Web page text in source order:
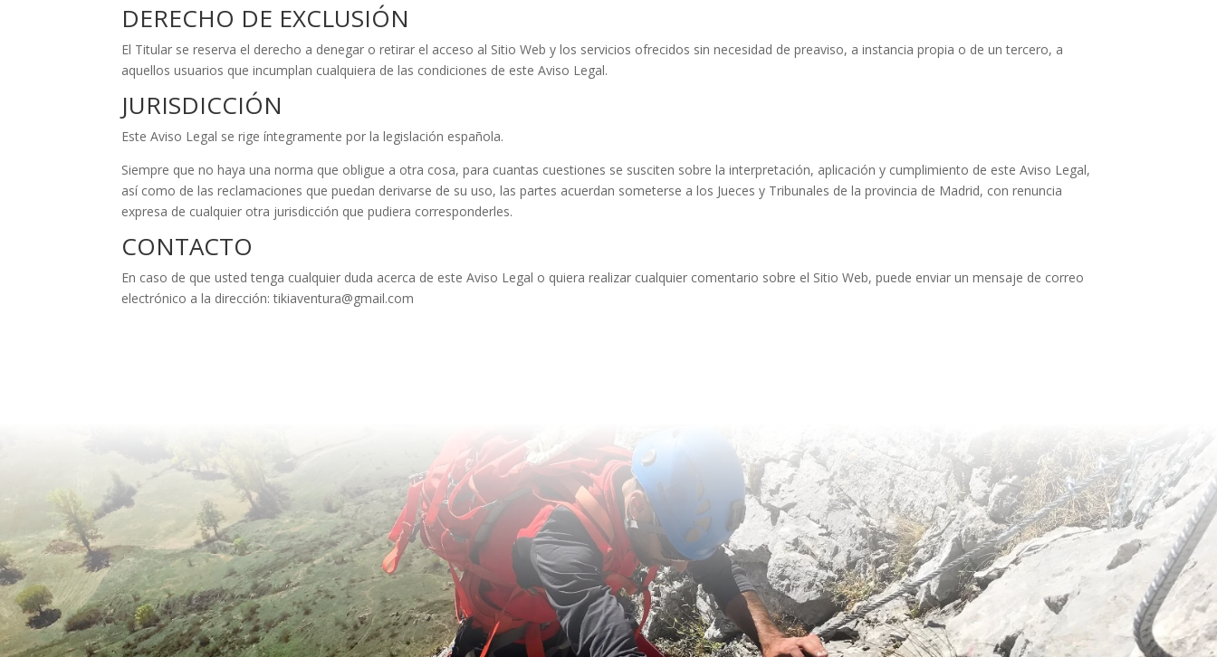
DERECHO DE EXCLUSIÓN
El Titular se reserva el derecho a denegar o retirar el acceso al Sitio Web y los servicios ofrecidos sin necesidad de preaviso, a instancia propia o de un tercero, a
aquellos usuarios que incumplan cualquiera de las condiciones de este Aviso Legal.
JURISDICCIÓN
Este Aviso Legal se rige íntegramente por la legislación española.
Siempre que no haya una norma que obligue a otra cosa, para cuantas cuestiones se susciten sobre la interpretación, aplicación y cumplimiento de este Aviso Legal,
así como de las reclamaciones que puedan derivarse de su uso, las partes acuerdan someterse a los Jueces y Tribunales de la provincia de Madrid, con renuncia
expresa de cualquier otra jurisdicción que pudiera corresponderles.
CONTACTO
En caso de que usted tenga cualquier duda acerca de este Aviso Legal o quiera realizar cualquier comentario sobre el Sitio Web, puede enviar un mensaje de correo
electrónico a la dirección: tikiaventura@gmail.com